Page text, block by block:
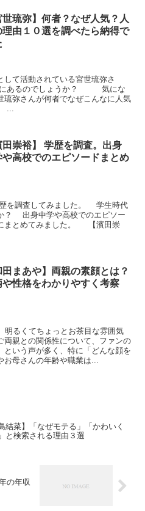
世琉弥】何者？なぜ人気？人
理由１０選を調べたら納得で
て活動されている宮世琉弥さ
にあるのでしょうか？ 気にな
弥さんが何者でなぜこんなに人気
...
田崇裕】 学歴を調査。出身
や高校でのエピソードまとめ
を調査してみました。 学生時代
？ 出身中学や高校でのエピソー
まとめてみました。 【濱田崇
田まあや】両親の素顔とは？
や性格をわかりやすく考察
明るくてちょっとお茶目な雰囲気
両親との関係性について、ファンの
という声が多く、特に「どんな顔を
お母さんの年齢や職業は...
結菜】「なぜモテる」「かわいく
と検索される理由３選
の年収